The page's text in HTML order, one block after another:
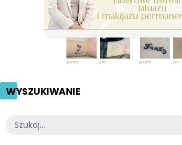
WYSZUKIWANIE